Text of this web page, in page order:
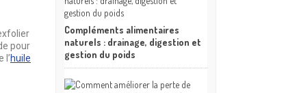
pour
l’huile
Compléments alimentaires
naturels : drainage, digestion et
gestion du poids